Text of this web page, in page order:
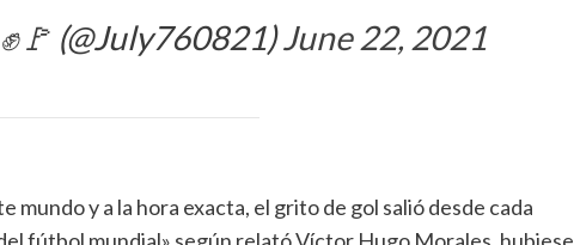
(@July760821)June 22, 2021
mundo y a la hora exacta, el grito de gol salió desde cada